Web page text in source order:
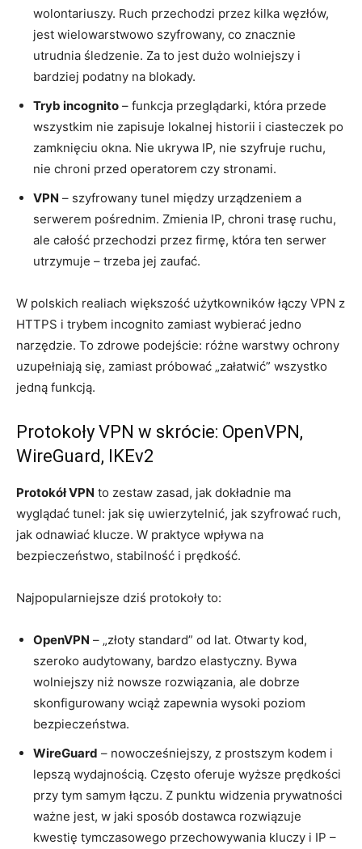
wolontariuszy. Ruch przechodzi przez kilka węzłów,
jest wielowarstwowo szyfrowany, co znacznie
utrudnia śledzenie. Za to jest dużo wolniejszy i
bardziej podatny na blokady.
Tryb incognito – funkcja przeglądarki, która przede
wszystkim nie zapisuje lokalnej historii i ciasteczek po
zamknięciu okna. Nie ukrywa IP, nie szyfruje ruchu,
nie chroni przed operatorem czy stronami.
VPN – szyfrowany tunel między urządzeniem a
serwerem pośrednim. Zmienia IP, chroni trasę ruchu,
ale całość przechodzi przez firmę, która ten serwer
utrzymuje – trzeba jej zaufać.
W polskich realiach większość użytkowników łączy VPN z
HTTPS i trybem incognito zamiast wybierać jedno
narzędzie. To zdrowe podejście: różne warstwy ochrony
uzupełniają się, zamiast próbować „załatwić” wszystko
jedną funkcją.
Protokoły VPN w skrócie: OpenVPN,
WireGuard, IKEv2
Protokół VPN to zestaw zasad, jak dokładnie ma
wyglądać tunel: jak się uwierzytelnić, jak szyfrować ruch,
jak odnawiać klucze. W praktyce wpływa na
bezpieczeństwo, stabilność i prędkość.
Najpopularniejsze dziś protokoły to:
OpenVPN – „złoty standard” od lat. Otwarty kod,
szeroko audytowany, bardzo elastyczny. Bywa
wolniejszy niż nowsze rozwiązania, ale dobrze
skonfigurowany wciąż zapewnia wysoki poziom
bezpieczeństwa.
WireGuard – nowocześniejszy, z prostszym kodem i
lepszą wydajnością. Często oferuje wyższe prędkości
przy tym samym łączu. Z punktu widzenia prywatności
ważne jest, w jaki sposób dostawca rozwiązuje
kwestię tymczasowego przechowywania kluczy i IP –